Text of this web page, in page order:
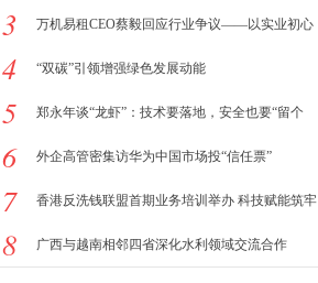
3 万机易租CEO蔡毅回应行业争议——以实业初心
4 “双碳”引领增强绿色发展动能
5 郑永年谈“龙虾”：技术要落地，安全也要“留个
6 外企高管密集访华为中国市场投“信任票”
7 香港反洗钱联盟首期业务培训举办 科技赋能筑牢
8 广西与越南相邻四省深化水利领域交流合作